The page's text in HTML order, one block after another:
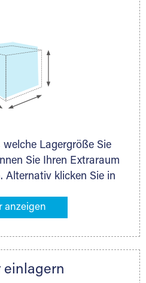
Lagergröße Sie
Sie Ihren Extraraum
Alternativ klicken Sie in
Sie einlagern möchten –
Ihnen Ihr Extraraum
Lagervolumen und zu
einlagern